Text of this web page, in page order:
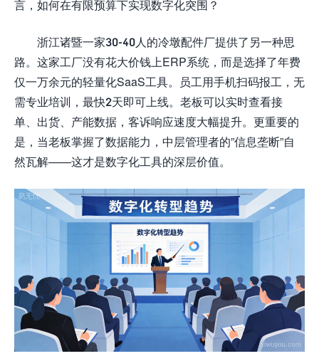
言，如何在有限预算下实现数字化突围？
浙江诸暨一家30-40人的冷墩配件厂提供了另一种思
路。这家工厂没有花大价钱上ERP系统，而是选择了年费
仅一万余元的轻量化SaaS工具。员工用手机扫码报工，无
需专业培训，最快2天即可上线。老板可以实时查看接
单、出货、产能数据，客诉响应速度大幅提升。更重要的
是，当老板掌握了数据能力，中层管理者的”信息垄断”自
然瓦解——这才是数字化工具的深层价值。